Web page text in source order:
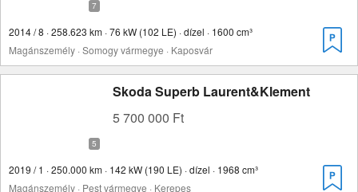
2014 / 8 · 258.623 km · 76 kW (102 LE) · dízel · 1600 cm³
Magánszemély · Somogy vármegye · Kaposvár
Skoda Superb Laurent&Klement
5 700 000 Ft
2019 / 1 · 250.000 km · 142 kW (190 LE) · dízel · 1968 cm³
Magánszemély · Pest vármegye · Kerepes